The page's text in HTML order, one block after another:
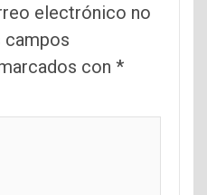
electrónico no
campos
con *